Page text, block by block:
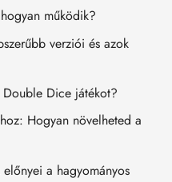
működik?
verziói és azok
Dice játékot?
Hogyan növelheted a
a hagyományos